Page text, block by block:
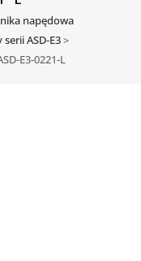
napędowa
ASD-E3>
E3-0221-L